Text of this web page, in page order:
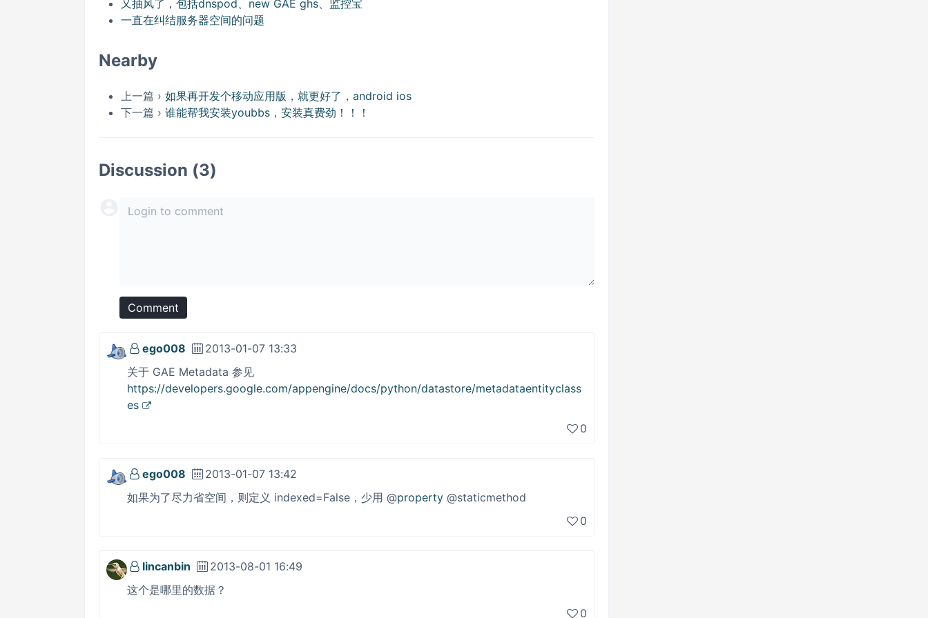
又抽风了，包括dnspod、new GAE ghs、监控宝
一直在纠结服务器空间的问题
Nearby
上一篇 › 如果再开发个移动应用版，就更好了，android ios
下一篇 › 谁能帮我安装youbbs，安装真费劲！！！
Discussion (3)
Comment
ego008
2013-01-07 13:33
关于 GAE Metadata 参见
https://developers.google.com/appengine/docs/python/datastore/metadataentityclass
es
0
ego008
2013-01-07 13:42
如果为了尽力省空间，则定义 indexed=False，少用 @property @staticmethod
0
lincanbin
2013-08-01 16:49
这个是哪里的数据？
0